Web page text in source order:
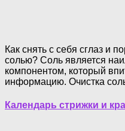
Как снять с себя сглаз и
солью? Соль является
компонентом, который
информацию. Очистка
Календарь стрижки и